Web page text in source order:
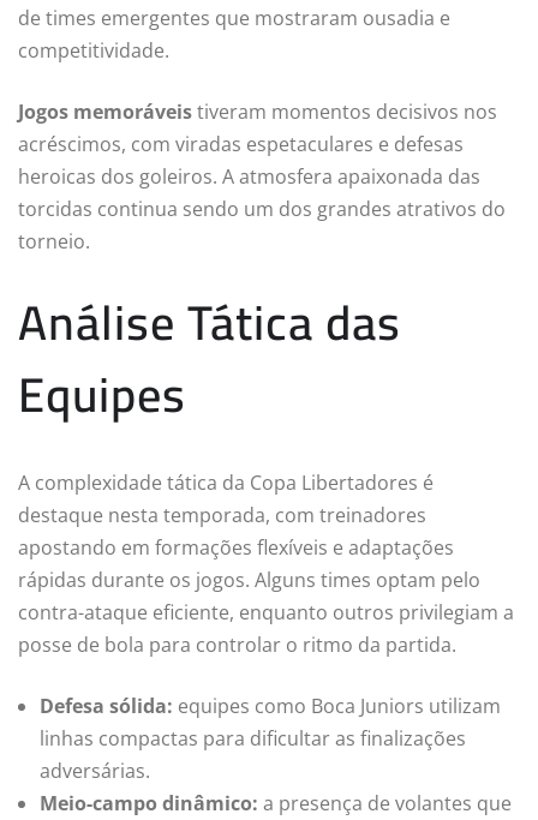
de times emergentes que mostraram ousadia e
competitividade.
Jogos memoráveistiveram momentos decisivos nos
acréscimos, com viradas espetaculares e defesas
heroicas dos goleiros. A atmosfera apaixonada das
torcidas continua sendo um dos grandes atrativos do
torneio.
Análise Tática das
Equipes
A complexidade tática da Copa Libertadores é
destaque nesta temporada, com treinadores
apostando em formações flexíveis e adaptações
rápidas durante os jogos. Alguns times optam pelo
contra-ataque eficiente, enquanto outros privilegiam a
posse de bola para controlar o ritmo da partida.
Defesa sólida: equipes como Boca Juniors utilizam
linhas compactas para dificultar as finalizações
adversárias.
Meio-campo dinâmico: a presença de volantes que